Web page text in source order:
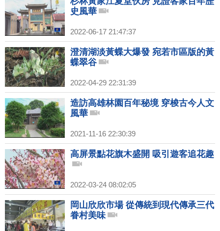
史風華
2022-06-17 21:47:37
澄清湖淡黃蝶大爆發 宛若市區版的黃
蝶翠谷
2022-04-29 22:31:39
造訪高雄林園百年秘境 穿梭古今人文
風華
2021-11-16 22:30:39
高屏景點花旗木盛開 吸引遊客追花趣
2022-03-24 08:02:05
岡山欣欣市場 從傳統到現代傳承三代
眷村美味